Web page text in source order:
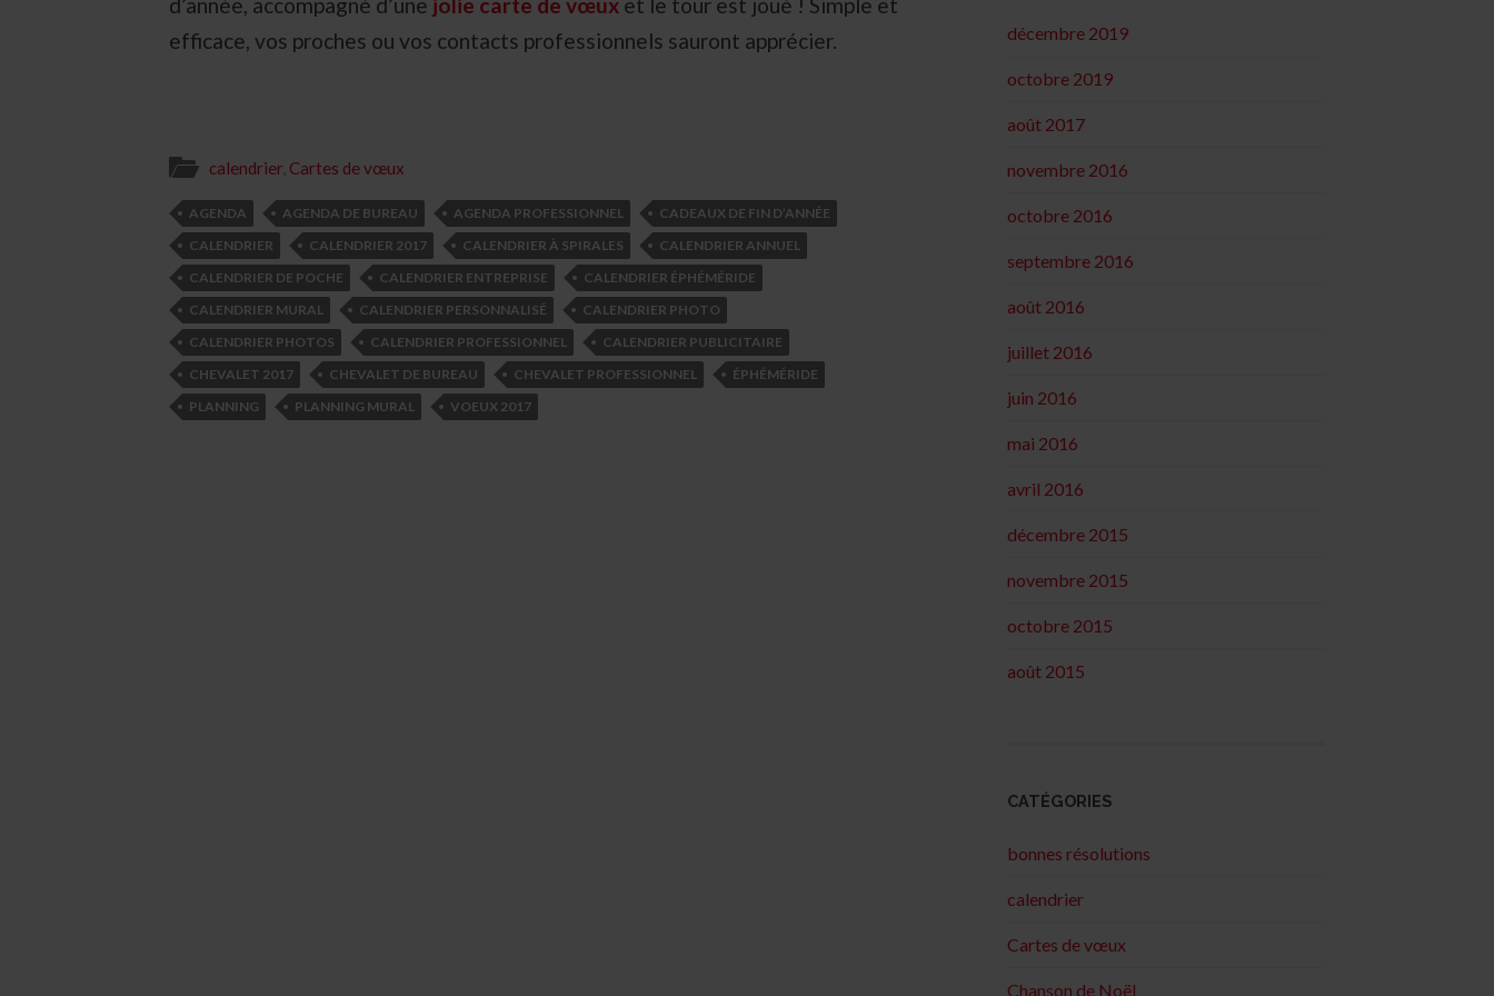
efficace, vos proches ou vos contacts professionnels sauront apprécier.
calendrier Cartes de vœux
AGENDA AGENDA DE BUREAU AGENDA PROFESSIONNEL
CADEAUX DE FIN D’ANNÉE
CALENDRIER
CALENDRIER 2017 CALENDRIER À SPIRALES
CALENDRIER ANNUEL
CALENDRIER DE POCHE
CALENDRIER ENTREPRISE
CALENDRIER ÉPHÉMÉRIDE
CALENDRIER MURAL
CALENDRIER PERSONNALISÉ
CALENDRIER PHOTO
CALENDRIER PHOTOS
CALENDRIER PROFESSIONNEL
CALENDRIER PUBLICITAIRE
CHEVALET 2017
CHEVALET DE BUREAU CHEVALET PROFESSIONNEL
ÉPHÉMÉRIDE
PLANNING
PLANNING MURAL VOEUX 2017
décembre 2019
octobre 2019
août 2017
novembre 2016
octobre 2016
septembre 2016
août 2016
juillet 2016
juin 2016
mai 2016
avril 2016
décembre 2015
novembre 2015
octobre 2015
août 2015
CATÉGORIES
bonnes résolutions
calendrier
Cartes de vœux
Chanson de Noël